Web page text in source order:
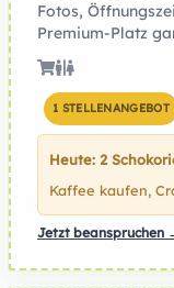
Fotos,
Premium-Platz
1 STELLENANGEBOT
Heute: 2
Kaffee kaufen,
Jetzt beanspruchen